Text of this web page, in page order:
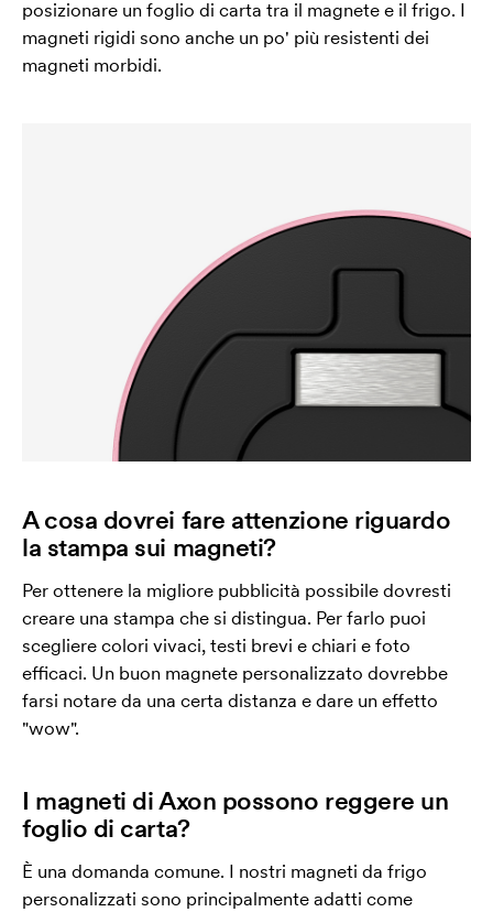
posizionare un foglio di carta tra il magnete e il frigo. I
magneti rigidi sono anche un po' più resistenti dei
magneti morbidi.
A cosa dovrei fare attenzione riguardo
la stampa sui magneti?
Per ottenere la migliore pubblicità possibile dovresti
creare una stampa che si distingua. Per farlo puoi
scegliere colori vivaci, testi brevi e chiari e foto
efficaci. Un buon magnete personalizzato dovrebbe
farsi notare da una certa distanza e dare un effetto
"wow".
I magneti di Axon possono reggere un
foglio di carta?
È una domanda comune. I nostri magneti da frigo
personalizzati sono principalmente adatti come